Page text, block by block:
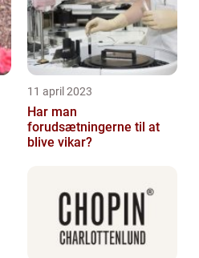
11 april 2023
Har man
forudsætningerne til at
blive vikar?